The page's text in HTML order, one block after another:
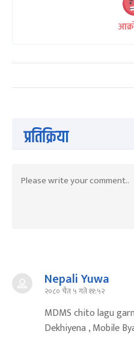
प्रतिक्रिया
Nepali Yuwa
२०८० चैत ५ गते ११:५२
MDMS chito lagu
Dekhiyena , Mobile